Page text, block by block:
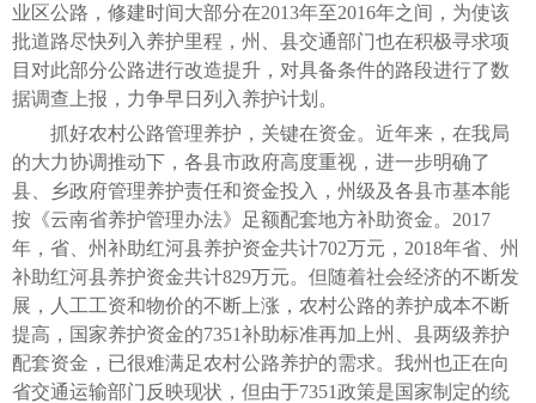
业区公路，修建时间大部分在2013年至2016年之间，为使该
批道路尽快列入养护里程，州、县交通部门也在积极寻求项
目对此部分公路进行改造提升，对具备条件的路段进行了数
据调查上报，力争早日列入养护计划。
抓好农村公路管理养护，关键在资金。近年来，在我局
的大力协调推动下，各县市政府高度重视，进一步明确了
县、乡政府管理养护责任和资金投入，州级及各县市基本能
按《云南省养护管理办法》足额配套地方补助资金。2017
年，省、州补助红河县养护资金共计702万元，2018年省、州
补助红河县养护资金共计829万元。但随着社会经济的不断发
展，人工工资和物价的不断上涨，农村公路的养护成本不断
提高，国家养护资金的7351补助标准再加上州、县两级养护
配套资金，已很难满足农村公路养护的需求。我州也正在向
省交通运输部门反映现状，但由于7351政策是国家制定的统